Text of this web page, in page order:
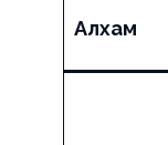
Алхам